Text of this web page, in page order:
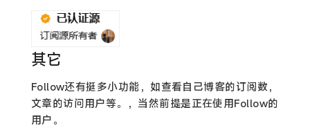
其它
Follow还有挺多小功能，如查看自己博客的订阅数，
文章的访问用户等。，当然前提是正在使用Follow的
用户。